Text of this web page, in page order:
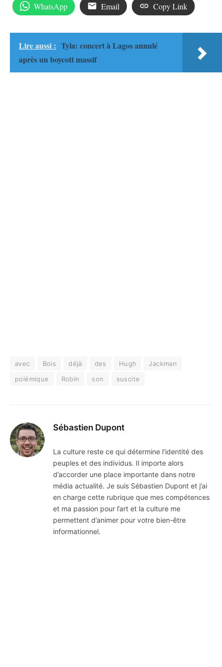
WhatsApp Email Copy Link
Lire aussi : Tyla: concert à Lagos annulé
après un boycott massif
avec Bois déjà des Hugh
Jackman
polémique
Robin son suscite
Sébastien Dupont
La culture reste ce qui détermine l’identité des
peuples et des individus. Il importe alors
d’accorder une place importante dans notre
média actualité. Je suis Sébastien Dupont et j’ai
en charge cette rubrique que mes compétences
et ma passion pour l’art et la culture me
permettent d’animer pour votre bien-être
informationnel.